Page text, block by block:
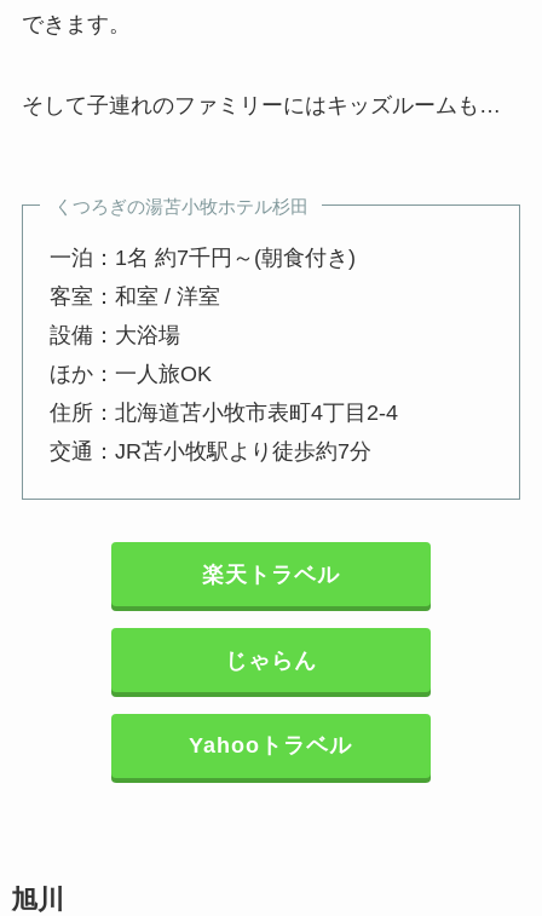
できます。
そして子連れのファミリーにはキッズルームも…
くつろぎの湯苫小牧ホテル杉田
一泊：1名 約7千円～(朝食付き)
客室：和室 / 洋室
設備：大浴場
ほか：一人旅OK
住所：北海道苫小牧市表町4丁目2-4
交通：JR苫小牧駅より徒歩約7分
楽天トラベル
じゃらん
Yahooトラベル
旭川